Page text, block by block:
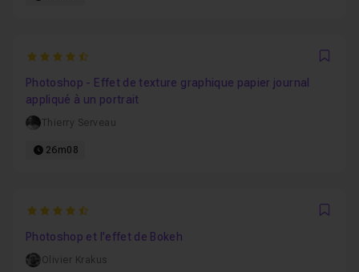
4.8
Photoshop - Effet de texture graphique papier journal
appliqué à un portrait
Thierry Serveau
26m08
4.5
Photoshop et l'effet de Bokeh
Olivier Krakus